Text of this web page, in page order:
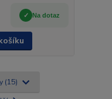
Na dotaz
(15)